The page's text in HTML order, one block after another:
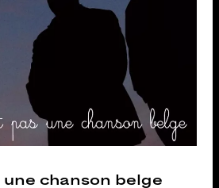
une chanson belge